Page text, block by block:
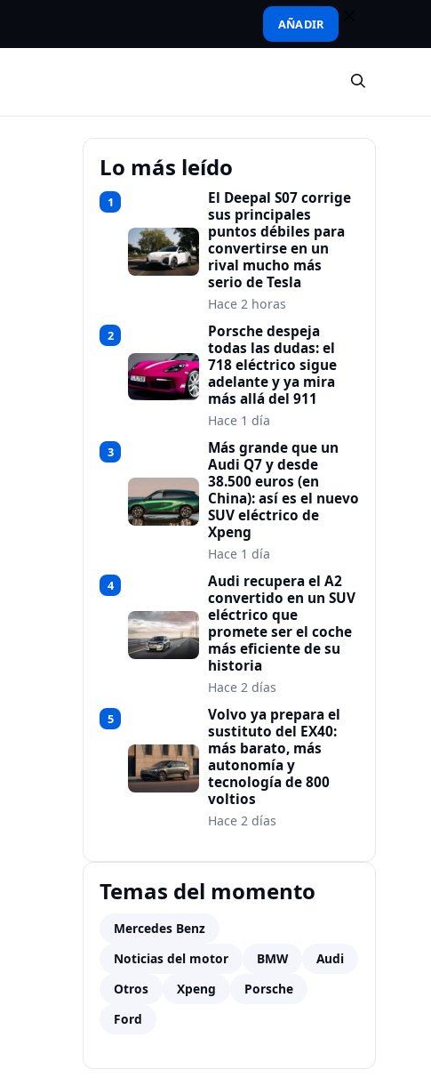
AÑADIR
Lo más leído
1
El Deepal S07 corrige
sus principales
puntos débiles para
convertirse en un
rival mucho más
serio de Tesla
Hace 2 horas
2
Porsche despeja
todas las dudas: el
718 eléctrico sigue
adelante y ya mira
más allá del 911
Hace 1 día
3
Más grande que un
Audi Q7 y desde
38.500 euros (en
China): así es el nuevo
SUV eléctrico de
Xpeng
Hace 1 día
4
Audi recupera el A2
convertido en un SUV
eléctrico que
promete ser el coche
más eficiente de su
historia
Hace 2 días
5
Volvo ya prepara el
sustituto del EX40:
más barato, más
autonomía y
tecnología de 800
voltios
Hace 2 días
Temas del momento
Mercedes Benz
Noticias del motor
BMW
Audi
Otros
Xpeng
Porsche
Ford